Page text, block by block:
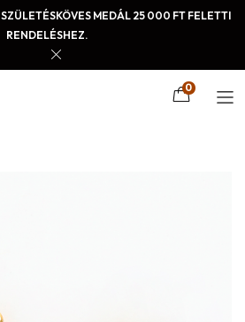
SZÜLETÉSKÖVES MEDÁL 25 000 FT FELETTI
RENDELÉSHEZ.
0